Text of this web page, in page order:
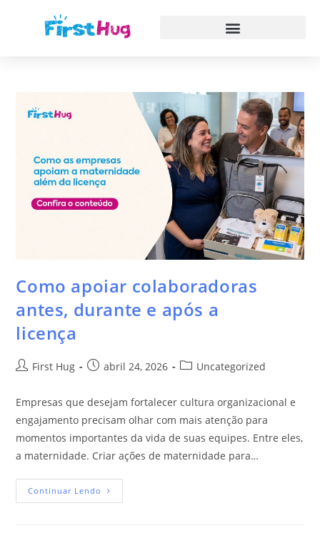
Como apoiar colaboradoras
antes, durante e após a
licença
First Hug abril 24, 2026 Uncategorized
Empresas que desejam fortalecer cultura organizacional e
engajamento precisam olhar com mais atenção para
momentos importantes da vida de suas equipes. Entre eles,
a maternidade. Criar ações de maternidade para…
Continuar Lendo